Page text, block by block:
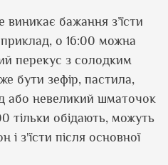
бажання з’їсти
о 16:00 можна
перекус з солодким
бути зефір, пастила,
або невеликий шматочок
тільки обідають, можуть
і з'їсти після основної